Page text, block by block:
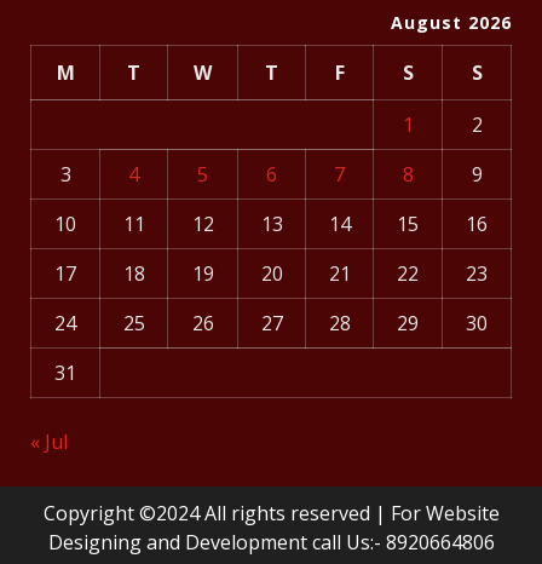
August 2026
M T W T F S
S
1
2
3
4 5 6 7 8
9
10
11 12 13 14 15
16
17
18 19 20 21 22
23
24
25 26 27 28 29
30
31
« Jul
Copyright ©2024 All rights reserved | For Website
Designing and Development call Us:- 8920664806